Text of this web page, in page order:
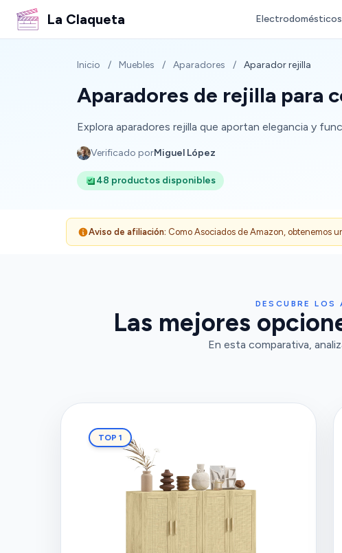
La Claqueta Electrodomésticos
Inicio / Muebles / Aparadores / Aparador rejilla
Aparadores de rejilla para
Explora aparadores rejilla que aportan elegancia y
Verificado porMiguel López
48 productos disponibles
Aviso de afiliación: Como Asociados de Amazon, obtenemos
DESCUBRE LOS
Las mejores
En esta comparativa,
TOP 1